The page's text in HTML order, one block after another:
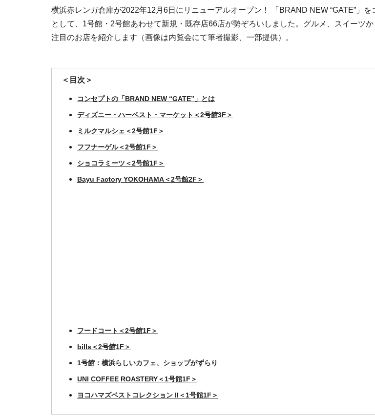
横浜赤レンガ倉庫が2022年12月6日にリニューアルオープン！ 「BRAND NEW “GATE”」を
として、1号館・2号館あわせて新規・既存店66店が勢ぞろいしました。グルメ、スイーツ
注目のお店を紹介します（画像は内覧会にて筆者撮影、一部提供）。
＜目次＞
コンセプトの「BRAND NEW “GATE”」とは
ディズニー・ハーベスト・マーケット＜2号館3F＞
ミルクマルシェ＜2号館1F＞
フフナーゲル＜2号館1F＞
ショコラミーツ＜2号館1F＞
Bayu Factory YOKOHAMA＜2号館2F＞
フードコート＜2号館1F＞
bills＜2号館1F＞
1号館：横浜らしいカフェ、ショップがずらり
UNI COFFEE ROASTERY＜1号館1F＞
ヨコハマズベストコレクション II＜1号館1F＞